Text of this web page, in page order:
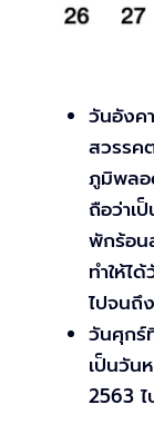
วันอังค
สวรรค
ภูมิพลอ
ถือว่าเ
พักร้อน
ทำให้ไ
ไปจนถึ
วันศุกร์
เป็นวัน
2563